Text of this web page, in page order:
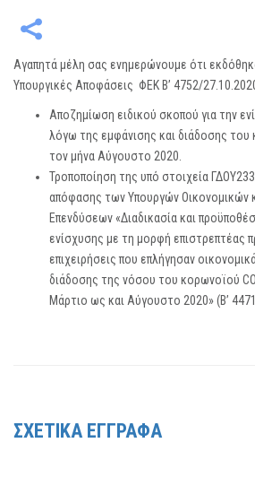
Αγαπητά μέλη σας ενημερώνουμε ότι
Υπουργικές Αποφάσεις ΦΕΚ Β’ 4752/
Αποζημίωση ειδικού σκοπού για την
λόγω της εμφάνισης και διάδοσης του
τον μήνα Αύγουστο 2020.
Τροποποίηση της υπό στοιχεία
απόφασης των Υπουργών Οικονομικών
Επενδύσεων «Διαδικασία και
ενίσχυσης με τη μορφή επιστρεπτέας
επιχειρήσεις που επλήγησαν
διάδοσης της νόσου του κορωνοϊού
Μάρτιο ως και Αύγουστο 2020» (Β’
ΣΧΕΤΙΚΑ ΕΓΓΡΑΦΑ